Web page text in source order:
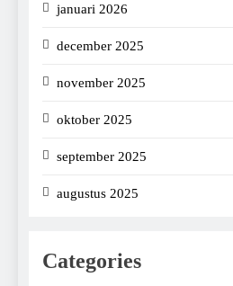
januari 2026
december 2025
november 2025
oktober 2025
september 2025
augustus 2025
Categories